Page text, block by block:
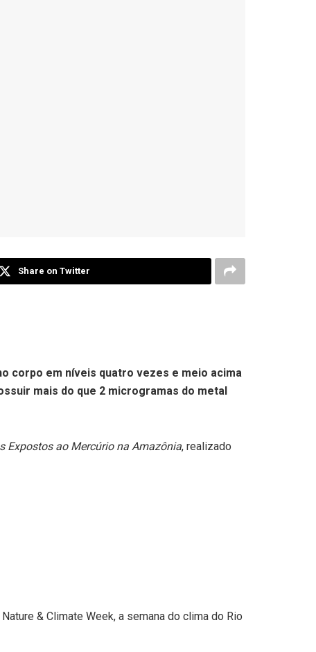
Share on Twitter
corpo em níveis quatro vezes e meio acima
mais do que 2 microgramas do metal
Expostos ao Mercúrio na Amazônia, realizado
& Climate Week, a semana do clima do Rio